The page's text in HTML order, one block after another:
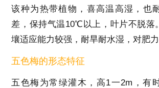
该种为热带植物，喜高温高湿，也
差，保持气温10℃以上，叶片不脱落
壤适应能力较强，耐旱耐水湿，对肥力
五色梅的形态特征
五色梅为常绿灌木，高1一2m，有